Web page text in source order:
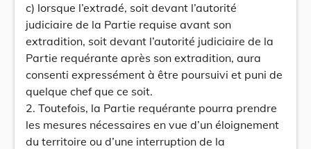
c) lorsque l’extradé, soit devant l’autorité
judiciaire de la Partie requise avant son
extradition, soit devant l’autorité judiciaire de la
Partie requérante après son extradition, aura
consenti expressément à être poursuivi et puni de
quelque chef que ce soit.
2. Toutefois, la Partie requérante pourra prendre
les mesures nécessaires en vue d’un éloignement
du territoire ou d’une interruption de la